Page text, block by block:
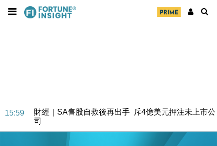
15:59
財經｜SA售股自救後再出手 斥4億美元押注未上市公
司
財經｜精星香港夥菜鳥拓全球智慧倉儲市場 加快海外